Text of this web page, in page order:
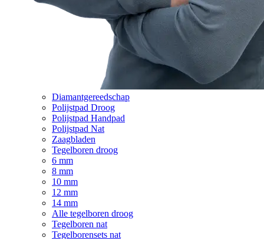
Diamantgereedschap
Polijstpad Droog
Polijstpad Handpad
Polijstpad Nat
Zaagbladen
Tegelboren droog
6 mm
8 mm
10 mm
12 mm
14 mm
Alle tegelboren droog
Tegelboren nat
Tegelborensets nat